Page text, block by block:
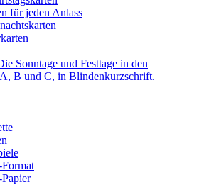
für jeden Anlass
Sonntage und Festtage in den
B und C, in Blindenkurzschrift.